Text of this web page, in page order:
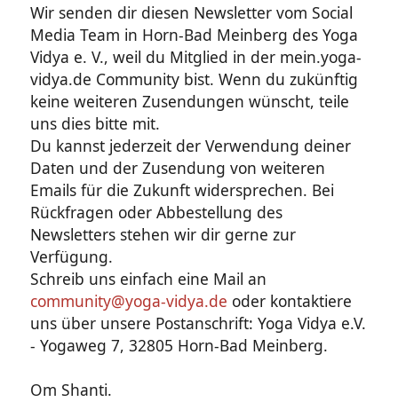
Wir senden dir diesen Newsletter vom Social
Media Team in Horn-Bad Meinberg des Yoga
Vidya e. V., weil du Mitglied in der mein.yoga-
vidya.de Community bist. Wenn du zukünftig
keine weiteren Zusendungen wünscht, teile
uns dies bitte mit.
Du kannst jederzeit der Verwendung deiner
Daten und der Zusendung von weiteren
Emails für die Zukunft widersprechen. Bei
Rückfragen oder Abbestellung des
Newsletters stehen wir dir gerne zur
Verfügung.
Schreib uns einfach eine Mail an
community@yoga-vidya.de oder kontaktiere
uns über unsere Postanschrift: Yoga Vidya e.V.
- Yogaweg 7, 32805 Horn-Bad Meinberg.
Om Shanti.